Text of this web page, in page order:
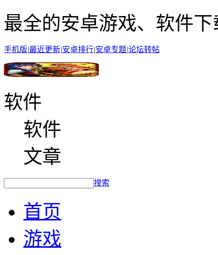
最全的安卓游戏、软件下
手机版|最近更新|安卓排行|安卓专题|论坛转帖
软件
软件
文章
搜索
首页
游戏